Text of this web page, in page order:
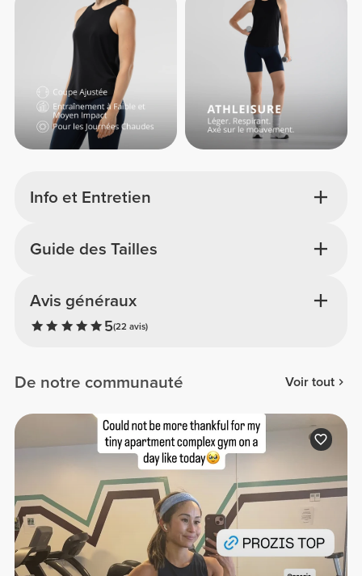
Info et Entretien
Avis généraux
5(22 avis)
Guide des Tailles
De notre communauté Voir tout